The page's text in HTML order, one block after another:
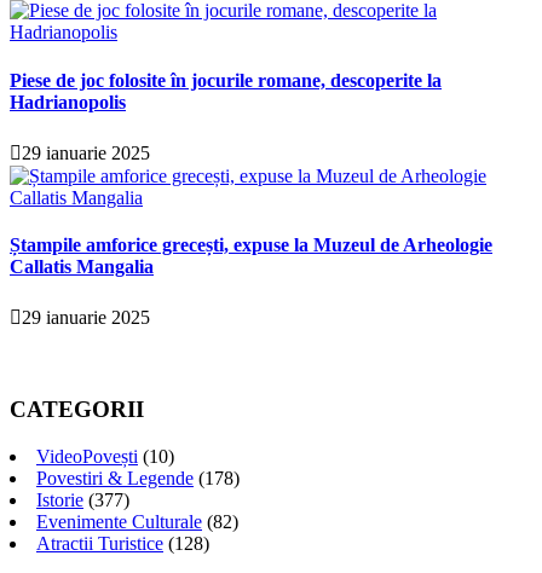
Piese de joc folosite în jocurile romane, descoperite la
Hadrianopolis
29 ianuarie 2025
Ștampile amforice grecești, expuse la Muzeul de Arheologie
Callatis Mangalia
29 ianuarie 2025
CATEGORII
VideoPovești (10)
Povestiri & Legende (178)
Istorie (377)
Evenimente Culturale (82)
Atractii Turistice (128)